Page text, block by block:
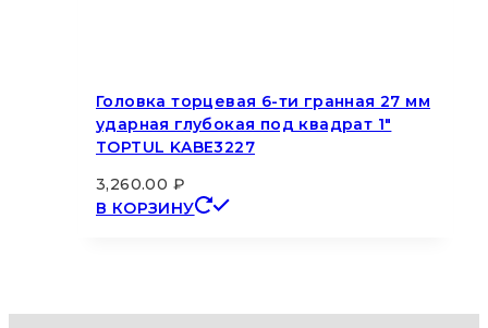
Головка торцевая 6-ти гранная 27 мм
ударная глубокая под квадрат 1″
TOPTUL KABE3227
3,260.00 ₽
В КОРЗИНУ